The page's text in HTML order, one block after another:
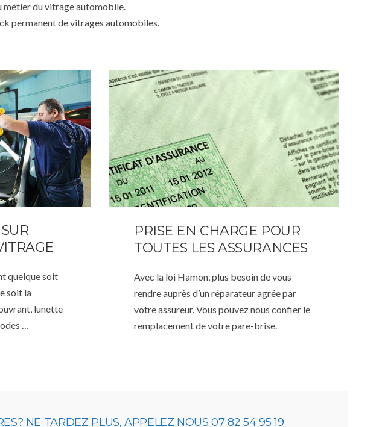
métier du vitrage automobile.
permanent de vitrages automobiles.
quelque soit
soit la
lunette
…
PRISE EN CHARGE POUR
TOUTES LES ASSURANCES
Avec la loi Hamon, plus besoin de vous
rendre auprès d’un réparateur agrée par
votre assureur. Vous pouvez nous confier le
remplacement de votre pare-brise.
NE TARDEZ PLUS, APPELEZ NOUS 07 82 54 95 19